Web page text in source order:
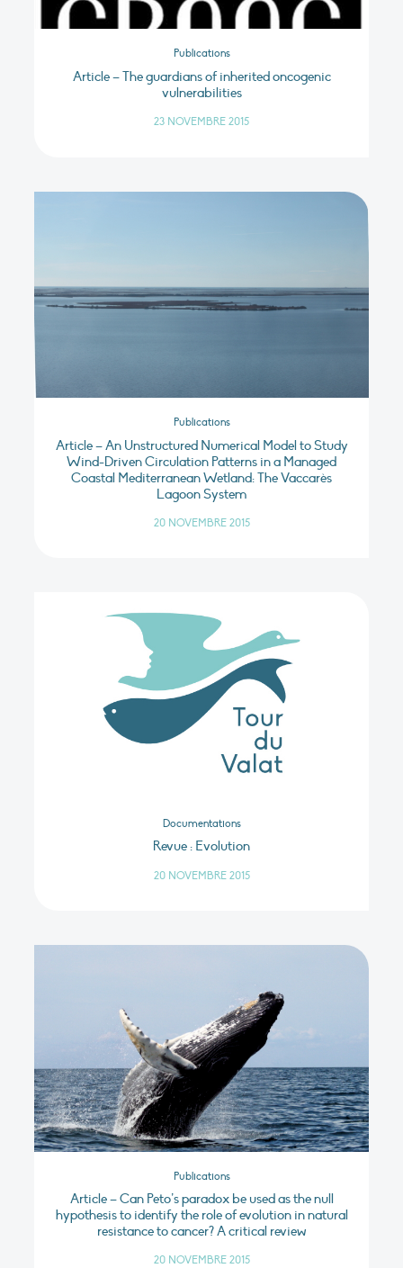
Publications
Article – The guardians of inherited oncogenic
vulnerabilities
23 NOVEMBRE 2015
Publications
Article – An Unstructured Numerical Model to Study
Wind-Driven Circulation Patterns in a Managed
Coastal Mediterranean Wetland: The Vaccarès
Lagoon System
20 NOVEMBRE 2015
Documentations
Revue : Evolution
20 NOVEMBRE 2015
Publications
Article – Can Peto’s paradox be used as the null
hypothesis to identify the role of evolution in natural
resistance to cancer? A critical review
20 NOVEMBRE 2015